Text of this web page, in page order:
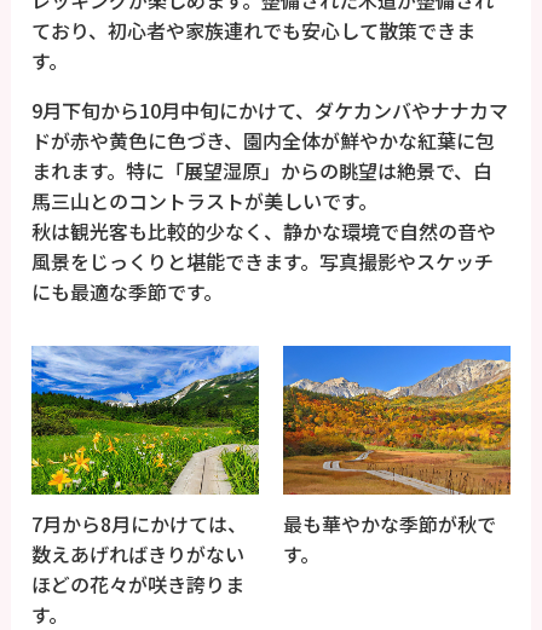
ており、初心者や家族連れでも安心して散策できま
す。
9月下旬から10月中旬にかけて、ダケカンバやナナカマ
ドが赤や黄色に色づき、園内全体が鮮やかな紅葉に包
まれます。特に「展望湿原」からの眺望は絶景で、白
馬三山とのコントラストが美しいです。
秋は観光客も比較的少なく、静かな環境で自然の音や
風景をじっくりと堪能できます。写真撮影やスケッチ
にも最適な季節です。
7月から8月にかけては、
数えあげればきりがない
ほどの花々が咲き誇りま
す。
最も華やかな季節が秋で
す。